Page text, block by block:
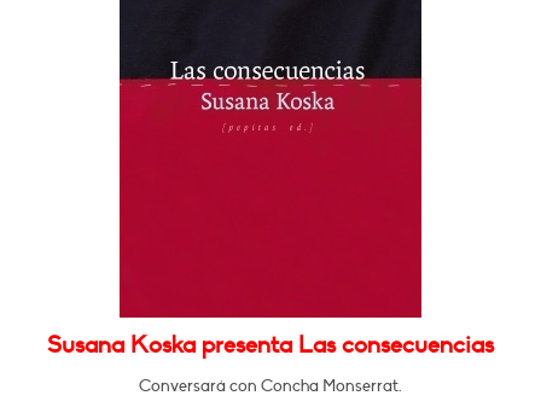
Susana Koska presenta Las consecuencias
Conversará con Concha Monserrat.